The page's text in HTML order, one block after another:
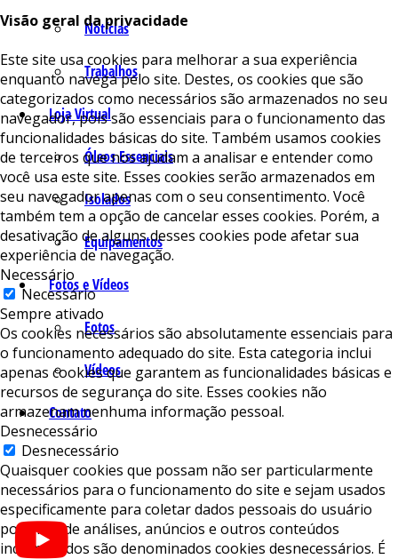
Notícias
Trabalhos
Loja Virtual
Óleos Essenciais
Isolados
Equipamentos
Fotos e Vídeos
Fotos
Vídeos
Contato
Visão geral da privacidade
Este site usa cookies para melhorar a sua experiência
enquanto navega pelo site. Destes, os cookies que são
categorizados como necessários são armazenados no seu
navegador, pois são essenciais para o funcionamento das
funcionalidades básicas do site. Também usamos cookies
de terceiros que nos ajudam a analisar e entender como
você usa este site. Esses cookies serão armazenados em
seu navegador apenas com o seu consentimento. Você
também tem a opção de cancelar esses cookies. Porém, a
desativação de alguns desses cookies pode afetar sua
experiência de navegação.
Necessário
Necessário
Sempre ativado
Os cookies necessários são absolutamente essenciais para
o funcionamento adequado do site. Esta categoria inclui
apenas cookies que garantem as funcionalidades básicas e
recursos de segurança do site. Esses cookies não
armazenam nenhuma informação pessoal.
Desnecessário
Desnecessário
Quaisquer cookies que possam não ser particularmente
necessários para o funcionamento do site e sejam usados ​​
especificamente para coletar dados pessoais do usuário
por meio de análises, anúncios e outros conteúdos
incorporados são denominados cookies desnecessários. É